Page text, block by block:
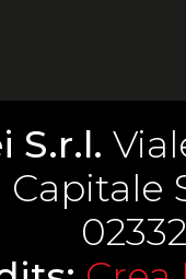
S.r.l.
Capitale